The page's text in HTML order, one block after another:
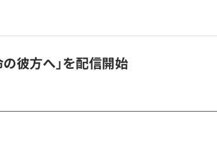
彼方へ」を配信開始